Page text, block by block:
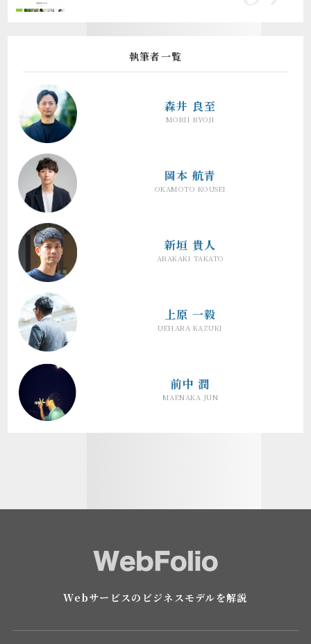
執筆者一覧
森井 良至
MORII RYOJI
岡本 航青
OKAMOTO KOUSEI
新垣 貴人
ARAKAKI TAKATO
上原 一毅
UEHARA KAZUKI
前中 潤
MAENAKA JUN
Webサービスのビジネスモデルを解説